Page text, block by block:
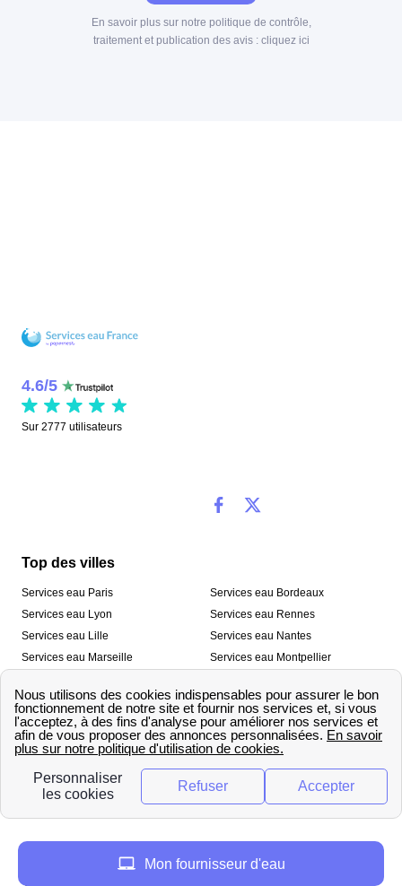
En savoir plus sur notre politique de contrôle,
traitement et publication des avis : cliquez ici
4.6/5
Sur 2777 utilisateurs
Top des villes
Services eau Paris
Services eau Lyon
Services eau Lille
Services eau Marseille
Services eau Toulon
Services eau Bordeaux
Services eau Rennes
Services eau Nantes
Services eau Montpellier
Services eau Strasbourg
Nos outils
🛁 Simulateur consommation eau
💧 Comparer les fournisseurs
d’eau
Qui sommes-nous ?
Mon fournisseur d'eau